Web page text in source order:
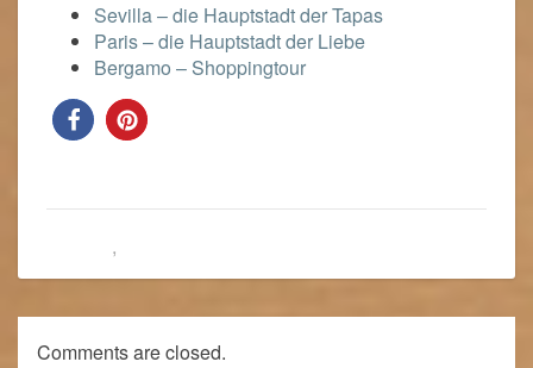
Sevilla – die Hauptstadt der Tapas
Paris – die Hauptstadt der Liebe
Bergamo – Shoppingtour
,
Comments are closed.